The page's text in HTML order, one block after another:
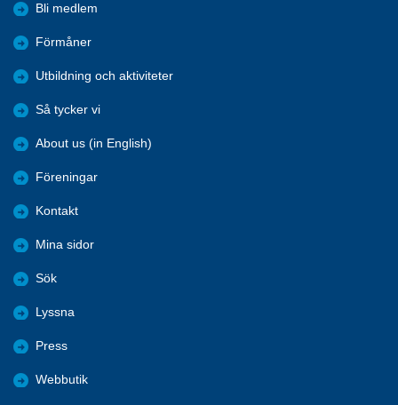
Bli medlem
Förmåner
Utbildning och aktiviteter
Så tycker vi
About us (in English)
Föreningar
Kontakt
Mina sidor
Sök
Lyssna
Press
Webbutik